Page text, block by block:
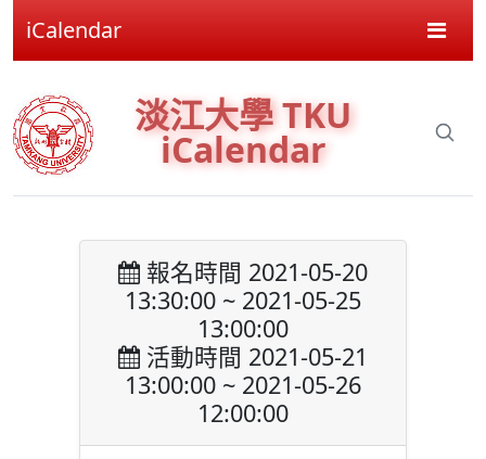
iCalendar
淡江大學 TKU
iCalendar
報名時間 2021-05-20
13:30:00 ~ 2021-05-25
13:00:00
活動時間 2021-05-21
13:00:00 ~ 2021-05-26
12:00:00